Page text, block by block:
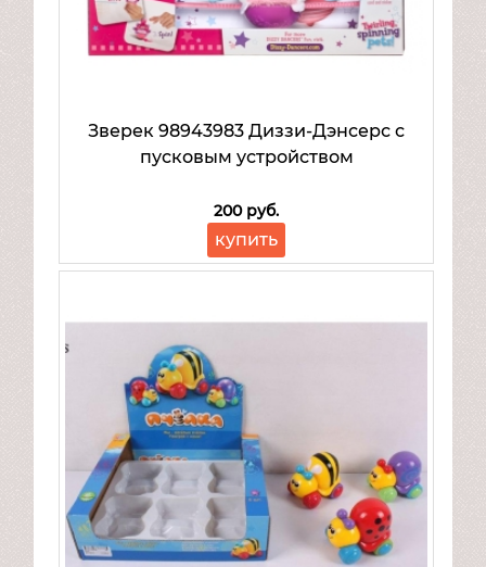
Товары для малышей
Зверек 98943983 Диззи-Дэнсерс с
пусковым устройством
200 руб.
купить